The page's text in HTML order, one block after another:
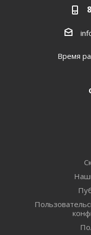
Время